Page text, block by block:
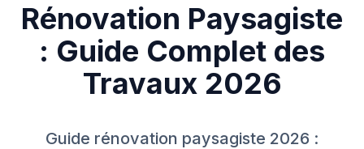
Rénovation Paysagiste
: Guide Complet des
Travaux 2026
Guide rénovation paysagiste 2026 :